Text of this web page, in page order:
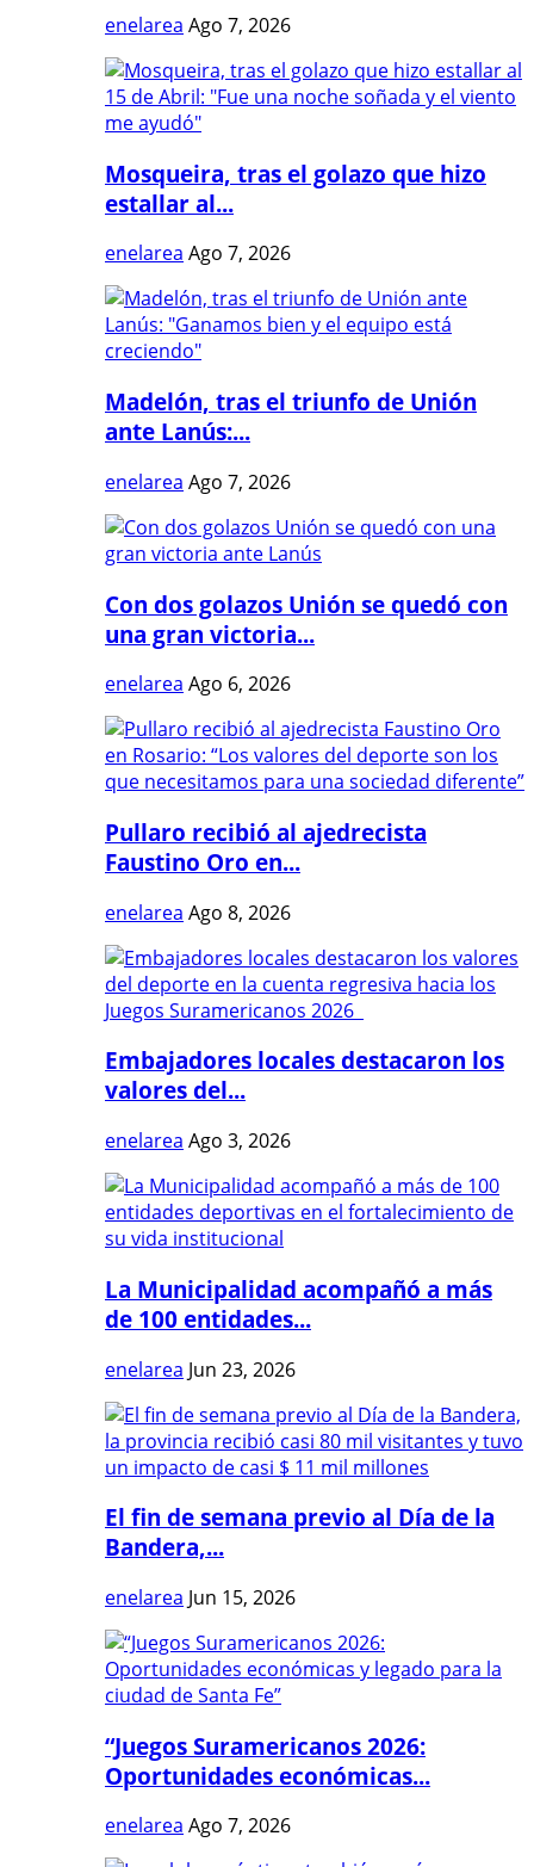
enelarea Ago 7, 2026
Mosqueira, tras el golazo que hizo
estallar al...
enelarea Ago 7, 2026
Madelón, tras el triunfo de Unión
ante Lanús:...
enelarea Ago 7, 2026
Con dos golazos Unión se quedó con
una gran victoria...
enelarea Ago 6, 2026
Pullaro recibió al ajedrecista
Faustino Oro en...
enelarea Ago 8, 2026
Embajadores locales destacaron los
valores del...
enelarea Ago 3, 2026
La Municipalidad acompañó a más
de 100 entidades...
enelarea Jun 23, 2026
El fin de semana previo al Día de la
Bandera,...
enelarea Jun 15, 2026
“Juegos Suramericanos 2026:
Oportunidades económicas...
enelarea Ago 7, 2026